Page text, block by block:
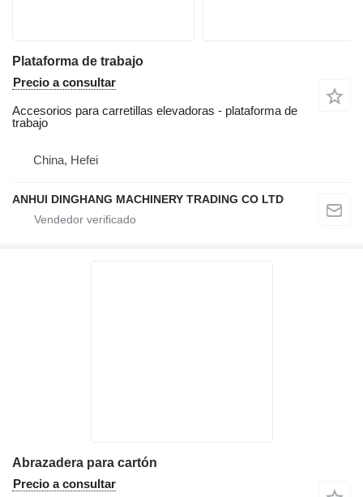
Plataforma de trabajo
Precio a consultar
Accesorios para carretillas elevadoras - plataforma de
trabajo
China, Hefei
ANHUI DINGHANG MACHINERY TRADING CO LTD
Abrazadera para cartón
Precio a consultar